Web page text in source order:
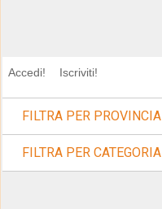
Accedi! Iscriviti!
FILTRA PER PROVINCIA
FILTRA PER CATEGORIA